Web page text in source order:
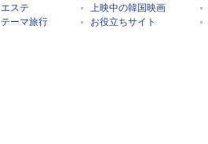
エステ
テーマ旅行
上映中の韓国映画
お役立ちサイト